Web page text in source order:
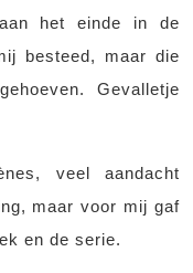
het einde in de
besteed, maar die
Gevalletje
veel aandacht
maar voor mij gaf
en de serie.